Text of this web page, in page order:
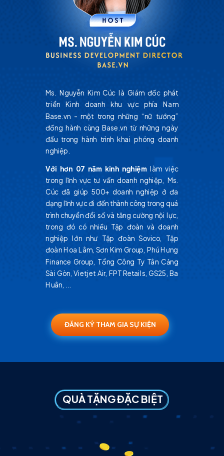
QUÀ TẶNG ĐẶC BIỆT
Ms. Nguyễn Kim Cúc là Giám đốc phát
triển Kinh doanh khu vực phía Nam
Base.vn - một trong những “nữ tướng”
đồng hành cùng Base.vn từ những ngày
đầu trong hành trình khai phóng doanh
nghiệp.
Với hơn 07 năm kinh nghiệmlàm việc
trong lĩnh vực tư vấn doanh nghiệp, Ms.
Cúc đã giúp 500+ doanh nghiệp ở đa
dạng lĩnh vực đi đến thành công trong quá
trình chuyển đổi số và tăng cường nội lực,
trong đó có nhiều Tập đoàn và doanh
nghiệp lớn như Tập đoàn Sovico, Tập
đoàn Hoa Lâm, Sơn Kim Group, Phú Hưng
Finance Group, Tổng Công Ty Tân Cảng
Sài Gòn, Vietjet Air, FPT Retails, GS25, Ba
Huân, ...
ĐĂNG KÝ THAM GIA SỰ KIỆN